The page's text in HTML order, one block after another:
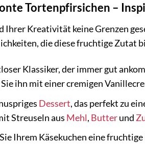
Tortenpfirsichen –
Kreativität keine Grenzen
die diese fruchtige Zutat
Klassiker, der immer gut
ihn mit einer cremigen
Dessert, das perfekt zu
Streuseln aus Mehl, Butterund
Ihrem Käsekuchen eine